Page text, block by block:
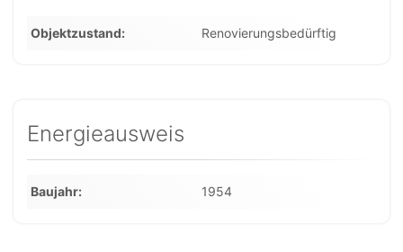
Objektzustand Renovierungsbedürftig
Energieausweis
Baujahr 1954